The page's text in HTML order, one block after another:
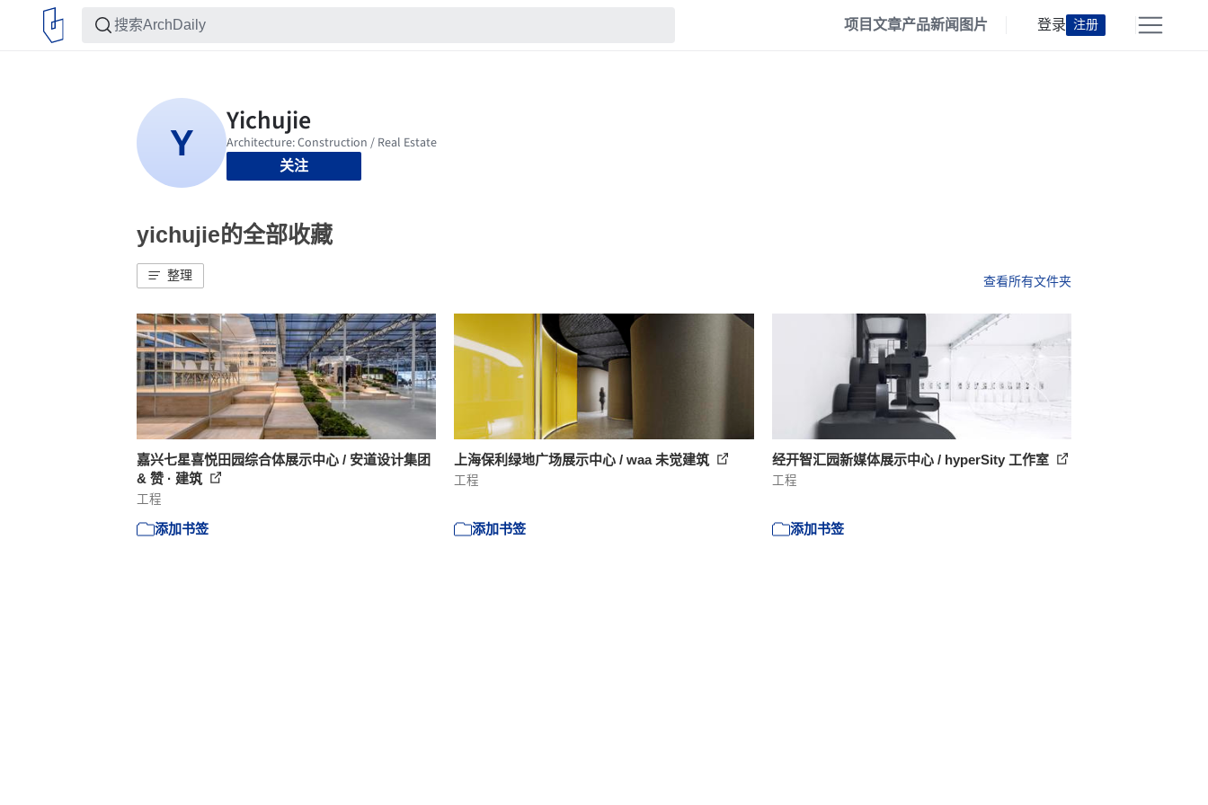
项目文章产品新闻 图片 登录 注册
关注
yichujie的全部收藏
整理 查看所有文件夹
嘉兴七星喜悦田园综合体展示中心 / 安道设计集团
& 赞 · 建筑
工程
添加书签
上海保利绿地广场展示中心 / waa 未觉建筑
工程
添加书签
经开智汇园新媒体展示中心 / hyperSity 工作室
工程
添加书签